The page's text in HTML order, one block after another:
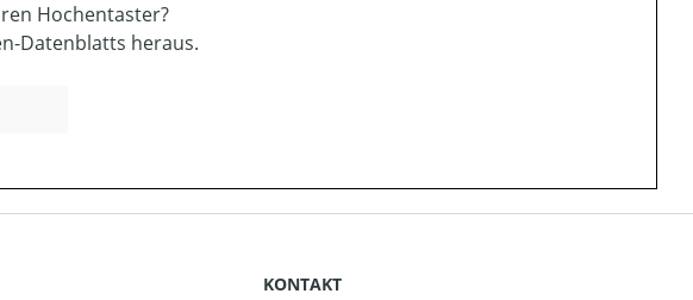
Hochentaster?
Datenblatts heraus.
KONTAKT